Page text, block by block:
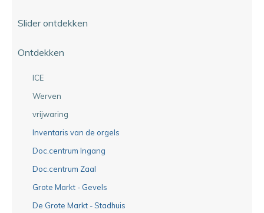
Slider ontdekken
Ontdekken
ICE
Werven
vrijwaring
Inventaris van de orgels
Doc.centrum Ingang
Doc.centrum Zaal
Grote Markt - Gevels
De Grote Markt - Stadhuis